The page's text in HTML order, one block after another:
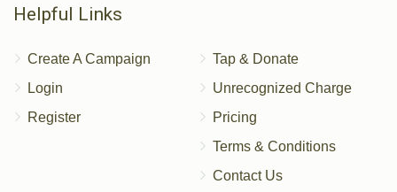
Helpful Links
Create A Campaign
Login
Register
Tap & Donate
Unrecognized Charge
Pricing
Terms & Conditions
Contact Us